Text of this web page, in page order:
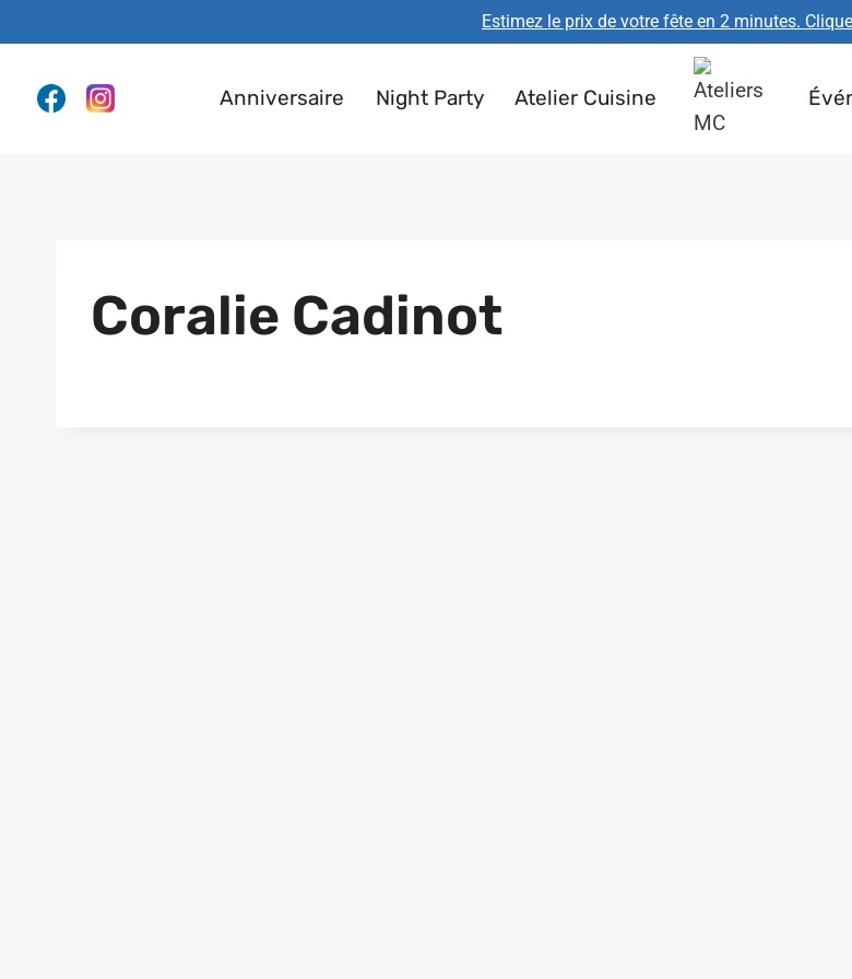
au
contenu
Estimez le prix de votre fête en 2 minutes.
Anniversaire Night Party Atelier Cuisine
Coralie Cadinot